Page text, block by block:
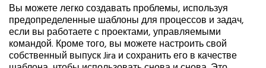
Вы можете легко создавать проблемы, используя
предопределенные шаблоны для процессов и задач,
если вы работаете с проектами, управляемыми
командой. Кроме того, вы можете настроить свой
собственный выпуск Jira и сохранить его в качестве